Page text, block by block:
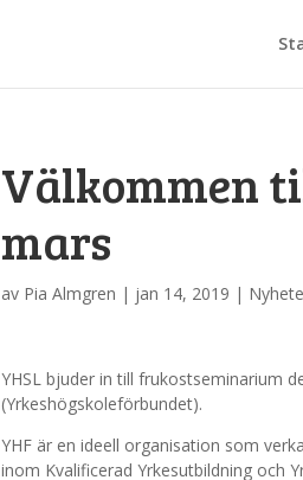
Välkommen
mars
av Pia Almgren | jan 14, 2019 |
YHSL bjuder in till frukostseminarium
(Yrkeshögskoleförbundet).
YHF är en ideell organisation som
inom Kvalificerad Yrkesutbildning och